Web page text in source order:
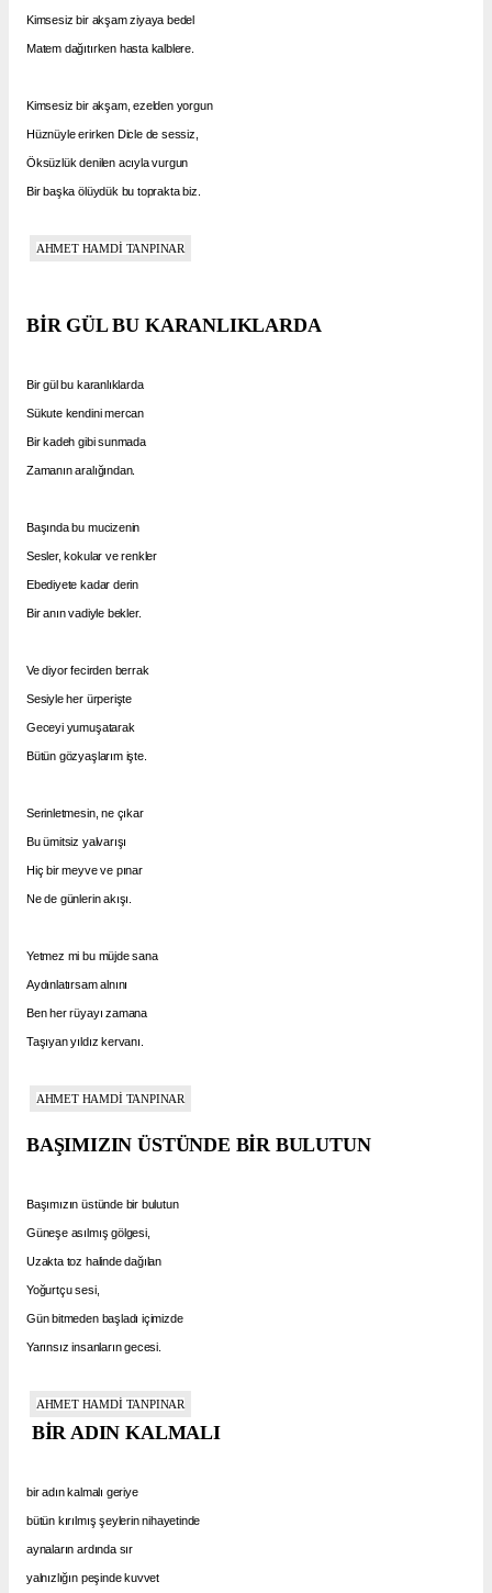
Kimsesiz bir akşam ziyaya bedel
Matem dağıtırken hasta kalblere.
Kimsesiz bir akşam, ezelden yorgun
Hüznüyle erirken Dicle de sessiz,
Öksüzlük denilen acıyla vurgun
Bir başka ölüydük bu toprakta biz.
AHMET HAMDİ TANPINAR
BİR GÜL BU KARANLIKLARDA
Bir gül bu karanlıklarda
Sükute kendini mercan
Bir kadeh gibi sunmada
Zamanın aralığından.
Başında bu mucizenin
Sesler, kokular ve renkler
Ebediyete kadar derin
Bir anın vadiyle bekler.
Ve diyor fecirden berrak
Sesiyle her ürperişte
Geceyi yumuşatarak
Bütün gözyaşlarım işte.
Serinletmesin, ne çıkar
Bu ümitsiz yalvarışı
Hiç bir meyve ve pınar
Ne de günlerin akışı.
Yetmez mi bu müjde sana
Aydınlatırsam alnını
Ben her rüyayı zamana
Taşıyan yıldız kervanı.
AHMET HAMDİ TANPINAR
BAŞIMIZIN ÜSTÜNDE BİR BULUTUN
Başımızın üstünde bir bulutun
Güneşe asılmış gölgesi,
Uzakta toz halinde dağılan
Yoğurtçu sesi,
Gün bitmeden başladı içimizde
Yarınsız insanların gecesi.
AHMET HAMDİ TANPINAR
BİR ADIN KALMALI
bir adın kalmalı geriye
bütün kırılmış şeylerin nihayetinde
aynaların ardında sır
yalnızlığın peşinde kuvvet